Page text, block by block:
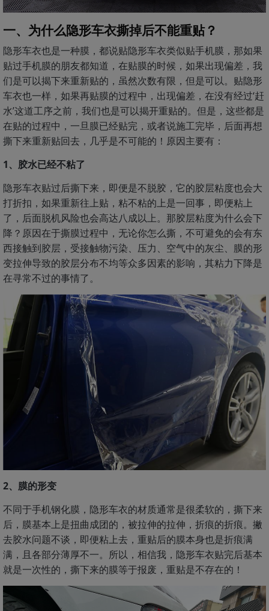
一、为什么隐形车衣撕掉后不能重贴？
隐形车衣也是一种膜，都说贴隐形车衣类似贴手机膜，那如果
贴过手机膜的朋友都知道，在贴膜的时候，如果出现偏差，我
们是可以揭下来重新贴的，虽然次数有限，但是可以。贴隐形
车衣也一样，如果再贴膜的过程中，出现偏差，在没有经过‘赶
水’这道工序之前，我们也是可以揭开重贴的。但是，这些都是
在贴的过程中，一旦膜已经贴完，或者说施工完毕，后面再想
撕下来重新贴回去，几乎是不可能的！原因主要有：
1、胶水已经不粘了
隐形车衣贴过后撕下来，即便是不脱胶，它的胶层粘度也会大
打折扣，如果重新往上贴，粘不粘的上是一回事，即便粘上
了，后面脱机风险也会高达八成以上。那胶层粘度为什么会下
降？原因在于撕膜过程中，无论你怎么撕，不可避免的会有东
西接触到胶层，受接触物污染、压力、空气中的灰尘、膜的形
变拉伸导致的胶层分布不均等众多因素的影响，其粘力下降是
在寻常不过的事情了。
2、膜的形变
不同于手机钢化膜，隐形车衣的材质通常是很柔软的，撕下来
后，膜基本上是扭曲成团的，被拉伸的拉伸，折痕的折痕。撇
去胶水问题不谈，即便粘上去，重贴后的膜本身也是折痕满
满，且各部分薄厚不一。所以，相信我，隐形车衣贴完后基本
就是一次性的，撕下来的膜等于报废，重贴是不存在的！